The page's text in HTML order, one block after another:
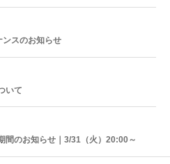
スのお知らせ
いて
間のお知らせ｜3/31（火）20:00～